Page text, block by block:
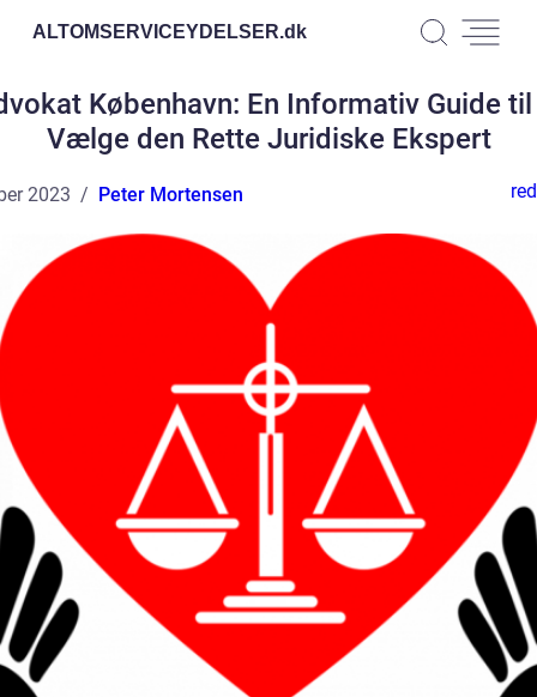
ALTOMSERVICEYDELSER.dk
København: En Informativ Guide
Vælge den Rette Juridiske Ekspert
2023 Peter Mortensen